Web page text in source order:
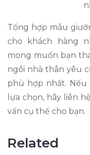
Tổng hợp mẫu
cho khách hàng
mong muốn bạn
ngôi nhà thân yêu
phù hợp nhất.
lựa chọn, hãy liên
vấn cụ thể cho bạn.
Related